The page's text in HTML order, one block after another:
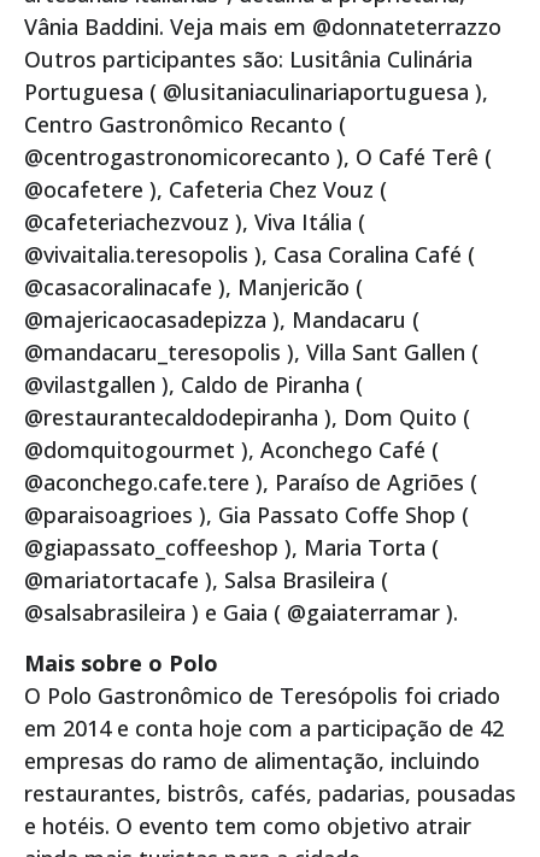
Vânia Baddini. Veja mais em @donnateterrazzo
Outros participantes são: Lusitânia Culinária
Portuguesa ( @lusitaniaculinariaportuguesa ),
Centro Gastronômico Recanto (
@centrogastronomicorecanto ), O Café Terê (
@ocafetere ), Cafeteria Chez Vouz (
@cafeteriachezvouz ), Viva Itália (
@vivaitalia.teresopolis ), Casa Coralina Café (
@casacoralinacafe ), Manjericão (
@majericaocasadepizza ), Mandacaru (
@mandacaru_teresopolis ), Villa Sant Gallen (
@vilastgallen ), Caldo de Piranha (
@restaurantecaldodepiranha ), Dom Quito (
@domquitogourmet ), Aconchego Café (
@aconchego.cafe.tere ), Paraíso de Agriões (
@paraisoagrioes ), Gia Passato Coffe Shop (
@giapassato_coffeeshop ), Maria Torta (
@mariatortacafe ), Salsa Brasileira (
@salsabrasileira ) e Gaia ( @gaiaterramar ).
Mais sobre o Polo
O Polo Gastronômico de Teresópolis foi criado
em 2014 e conta hoje com a participação de 42
empresas do ramo de alimentação, incluindo
restaurantes, bistrôs, cafés, padarias, pousadas
e hotéis. O evento tem como objetivo atrair